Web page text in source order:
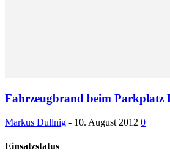
Fahrzeugbrand beim Parkplatz
Markus Dullnig - 10. August 2012 0
Einsatzstatus